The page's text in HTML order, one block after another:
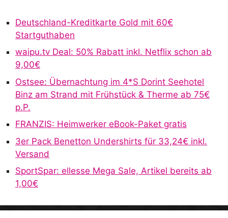
n
t
Deutschland-Kreditkarte Gold mit 60€
Startguthaben
waipu.tv Deal: 50% Rabatt inkl. Netflix schon ab
9,00€
Ostsee: Übernachtung im 4*S Dorint Seehotel
Binz am Strand mit Frühstück & Therme ab 75€
p.P.
FRANZIS: Heimwerker eBook-Paket gratis
3er Pack Benetton Undershirts für 33,24€ inkl.
Versand
SportSpar: ellesse Mega Sale, Artikel bereits ab
1,00€